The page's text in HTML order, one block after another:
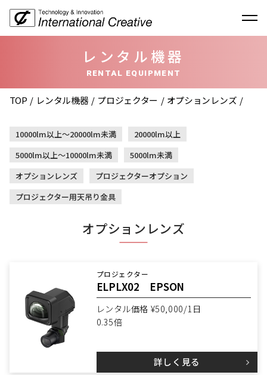
レンタル機器
RENTAL EQUIPMENT
TOP レンタル機器 プロジェクター オプションレンズ
10000lm以上〜20000lm未満
20000lm以上
5000lm以上〜10000lm未満
5000lm未満
オプションレンズ
プロジェクターオプション
プロジェクター用天吊り金具
オプションレンズ
プロジェクター
ELPLX02 EPSON
レンタル価格 ¥50,000/1日
0.35倍
詳しく見る